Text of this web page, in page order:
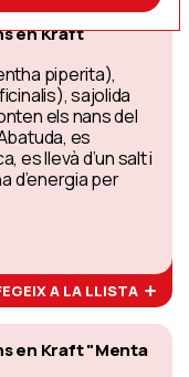
en Kraft
piperita),
sajolida
els nans del
es
es llevà d’un salt i
d’energia per
A LA LLISTA
en Kraft "Menta